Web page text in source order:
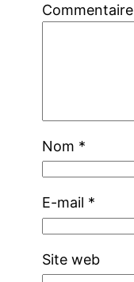
Commentaire
Nom *
E-mail *
Site web